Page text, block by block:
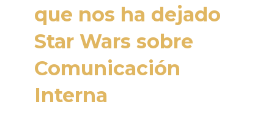
que nos ha dejado
Star Wars sobre
Comunicación
Interna